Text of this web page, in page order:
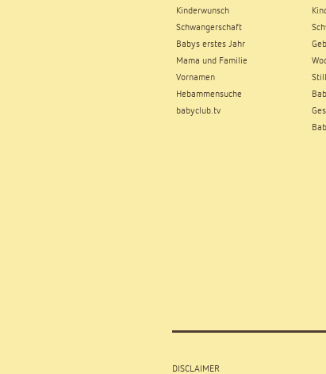
Kinderwunsch
Schwangerschaft
Babys erstes Jahr
Mama und Familie
Vornamen
Hebammensuche
babyclub.tv
DISCLAIMER